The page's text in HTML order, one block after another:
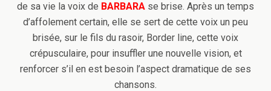
de sa vie la voix de BARBARA se brise. Après un temps
d’affolement certain, elle se sert de cette voix un peu
brisée, sur le fils du rasoir, Border line, cette voix
crépusculaire, pour insuffler une nouvelle vision, et
renforcer s’il en est besoin l’aspect dramatique de ses
chansons.